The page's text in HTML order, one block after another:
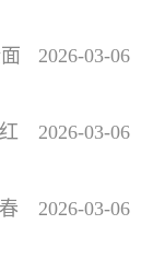
2026-03-06
2026-03-06
2026-03-06